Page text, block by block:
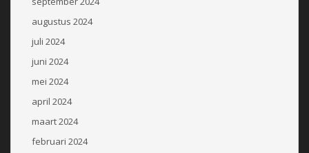
augustus 2024
juli 2024
juni 2024
mei 2024
april 2024
maart 2024
februari 2024